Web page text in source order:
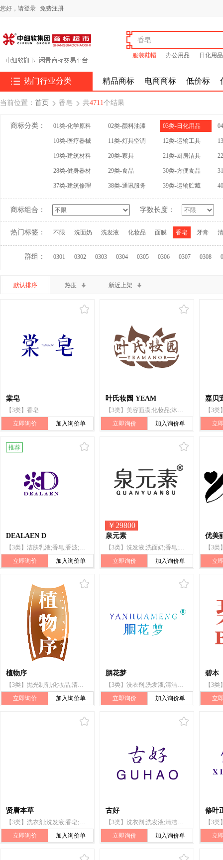
您好， 请登录 免费注册
服装鞋帽 办公用品 日化用品
 热门行业分类 精品商标 电商商标 低价标
当前位置： 首页  香皂  共4711个结果
商标分类： 01类-化学原料 02类-颜料油漆 03类-日化用品
10类-医疗器械 11类-灯具空调 12类-运输工具
19类-建筑材料 20类-家具 21类-厨房洁具
28类-健身器材 29类-食品 30类-方便食品
37类-建筑修理 38类-通讯服务 39类-运输贮藏
商标组合： 字数长度：
热门标签： 不限 洗面奶 洗发液 化妆品 面膜 香皂 牙膏
群组： 0301 0302 0303 0304 0305 0306 0307 0308
默认排序 热度 新近上架
棠皂
【3类】香皂
立即询价
加入询价单
叶氏妆园 YEAM
【3类】美容面膜;化妆品;沐浴乳;香水;香皂;口红;洗面奶
立即询价
加入询价单
嘉贝
立
推荐
DEALAEN D
【3类】洁肤乳液;香皂;香波;洗面奶;浴液;美容面膜;化妆品;牙膏;香;空气芳香剂
立即询价
加入询价单
￥ 29800
泉元素
【3类】洗发液;洗面奶;香皂;洗洁精;香精油;化妆品;香水;美容面膜;牙膏;香
立即询价
加入询价单
优美
立
植物序
【3类】抛光制剂;化妆品;清洁制剂;洗发液;空气芳香剂;动物用化妆品;香精油;洗衣剂;香皂;牙膏
立即询价
加入询价单
胭花梦
【3类】洗衣剂;洗发液;清洁制剂;抛光制剂;香精油;化妆品;空气芳香剂;动物用化妆品;香皂;牙膏
立即询价
加入询价单
碧本
立
贤唐本草
【3类】洗衣剂;洗发液;香皂;清洁制剂;抛光制剂;香精油;化妆品;牙膏;动物用化妆品;空气芳香剂
立即询价
加入询价单
古好
【3类】洗衣剂;洗发液;清洁制剂;抛光制剂;香精油;牙膏;香皂;动物用化妆品;空气芳香剂
立即询价
加入询价单
修叶
立